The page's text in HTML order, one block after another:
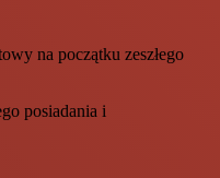
na początku zeszłego
posiadania i